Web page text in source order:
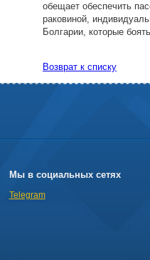
обещает обеспечить
раковиной,
Болгарии, которые
Возврат к списку
Мы в социальных сетях
Telegram